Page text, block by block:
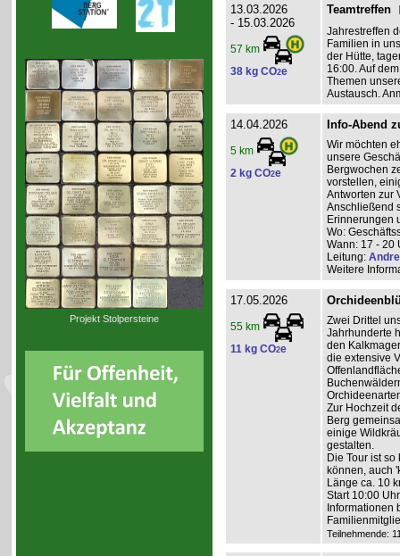
Projekt Stolpersteine
13.03.2026
- 15.03.2026
57 km
38 kg CO2e
Teamtreffen
Jahrestreffen
Familien in
der Hütte,
16:00. Auf
Themen
Austausch.
14.04.2026
5 km
2 kg CO2e
Info-Abend
Wir möchten
unsere
Bergwochen
vorstellen,
Antworten zur
Anschließend
Erinnerungen
Wo:
Wann: 17 - 20
Leitung:
Weitere
17.05.2026
55 km
11 kg CO2e
Zwei Drittel
Jahrhunderte
den
die extensive
Zur Hochzeit
Berg
einige
gestalten.
Die Tour ist
können, auch
Länge ca. 10
Start 10:00
Informationen
Teilnehmende: